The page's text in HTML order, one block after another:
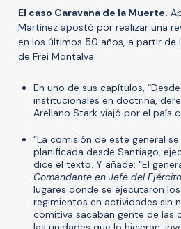
El caso Caravana de la Muerte.
Martínez apostó por realizar una
en los últimos 50 años, a partir de
de Frei Montalva.
En uno de sus capítulos,
institucionales en doctrina,
Arellano Stark viajó por el país
“La comisión de este general
planificada desde Santiago,
dice el texto. Y añade: “El
Comandante en Jefe del Ejército
lugares donde se ejecutaron
regimientos en actividades sin
comitiva sacaban gente de las